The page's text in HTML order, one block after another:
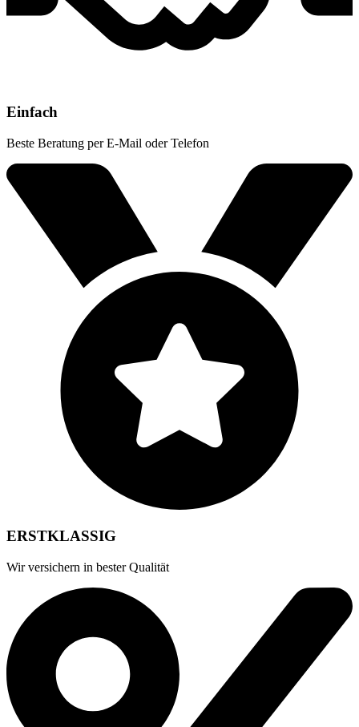
Einfach
Beste Beratung per E-Mail oder Telefon
ERSTKLASSIG
Wir versichern in bester Qualität